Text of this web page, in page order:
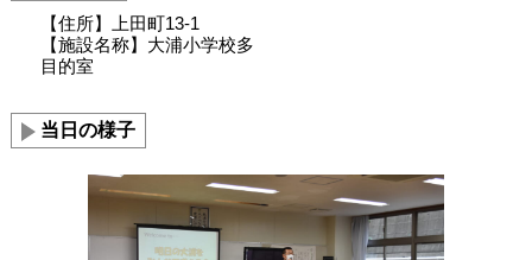
【住所】上田町13-1
【施設名称】大浦小学校多
目的室
当日の様子